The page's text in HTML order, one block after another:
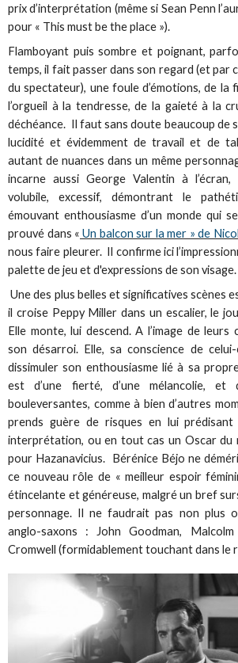
prix d’interprétation (même si Sean Penn
pour « This must be the place »).
Flamboyant puis sombre et poignant,
temps, il fait passer dans son regard (et par
du spectateur), une foule d’émotions, de
l’orgueil à la tendresse, de la gaieté à la
déchéance. Il faut sans doute beaucoup de
lucidité et évidemment de travail et de
autant de nuances dans un même
incarne aussi George Valentin à
volubile, excessif, démontrant le
émouvant enthousiasme d’un monde qui
prouvé dans « Un balcon sur la mer » de
nous faire pleurer. Il confirme ici
palette de jeu et d'expressions de son visage.
Une des plus belles et significatives scènes
il croise Peppy Miller dans un escalier, le
Elle monte, lui descend. A l’image de leurs
son désarroi. Elle, sa conscience de
dissimuler son enthousiasme lié à sa
est d’une fierté, d’une mélancolie, et
bouleversantes, comme à bien d’autres
prends guère de risques en lui
interprétation, ou en tout cas un Oscar du
pour Hazanavicius. Bérénice Béjo ne
ce nouveau rôle de « meilleur espoir
étincelante et généreuse, malgré un bref
personnage. Il ne faudrait pas non plus
anglo-saxons : John Goodman,
Cromwell (formidablement touchant dans le